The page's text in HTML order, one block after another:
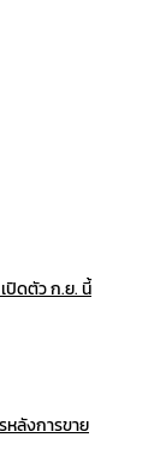
ปิดตัว ก.ย. นี้
ลังการขาย